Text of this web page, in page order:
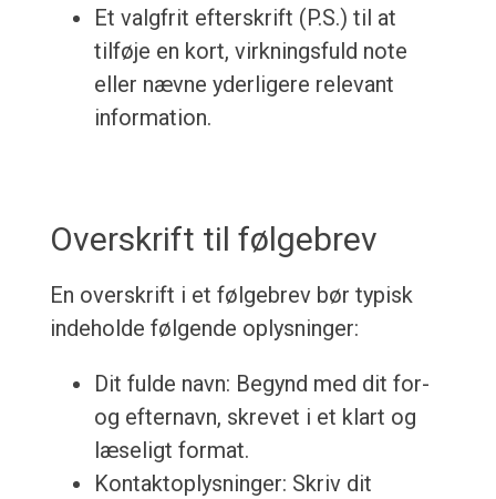
Et valgfrit efterskrift (P.S.) til at
tilføje en kort, virkningsfuld note
eller nævne yderligere relevant
information.
Overskrift til følgebrev
En overskrift i et følgebrev bør typisk
indeholde følgende oplysninger:
Dit fulde navn: Begynd med dit for-
og efternavn, skrevet i et klart og
læseligt format.
Kontaktoplysninger: Skriv dit